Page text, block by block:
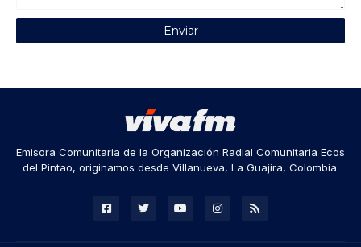
Emisora Comunitaria de la Organización Radial Comunitaria Ecos
del Pintao, originamos desde Villanueva, La Guajira, Colombia.